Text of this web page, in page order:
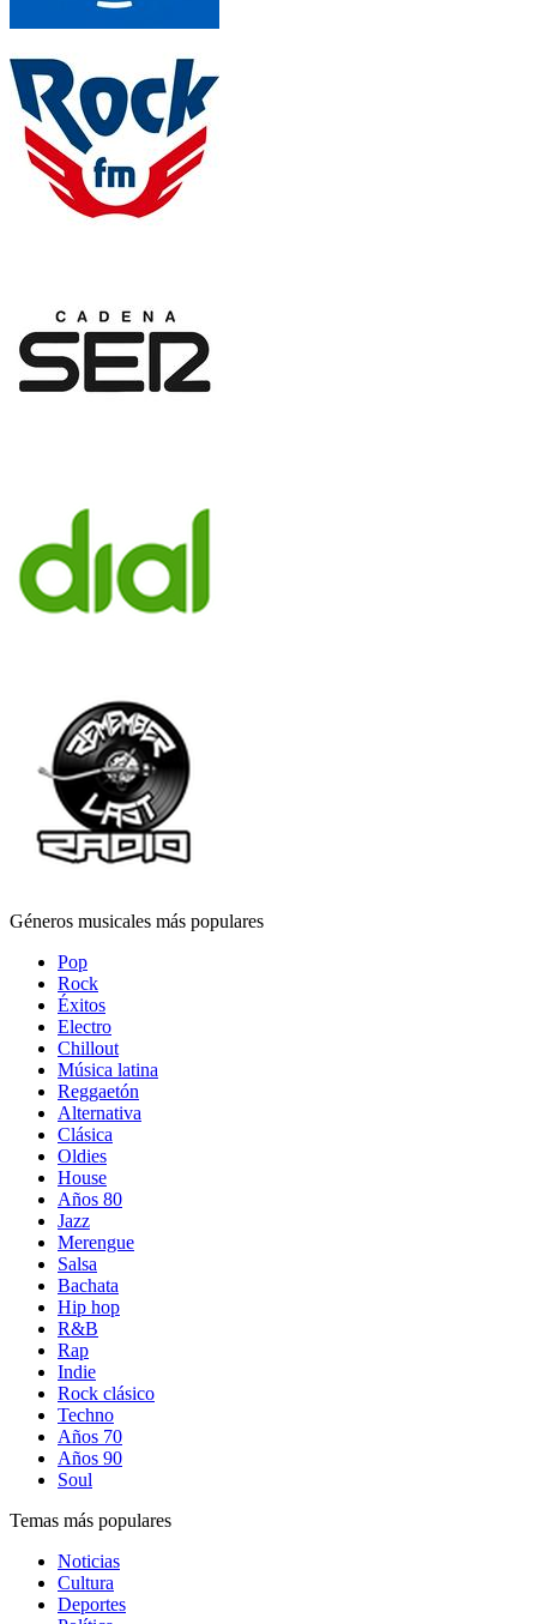
Géneros musicales más populares
Pop
Rock
Éxitos
Electro
Chillout
Música latina
Reggaetón
Alternativa
Clásica
Oldies
House
Años 80
Jazz
Merengue
Salsa
Bachata
Hip hop
R&B
Rap
Indie
Rock clásico
Techno
Años 70
Años 90
Soul
Temas más populares
Noticias
Cultura
Deportes